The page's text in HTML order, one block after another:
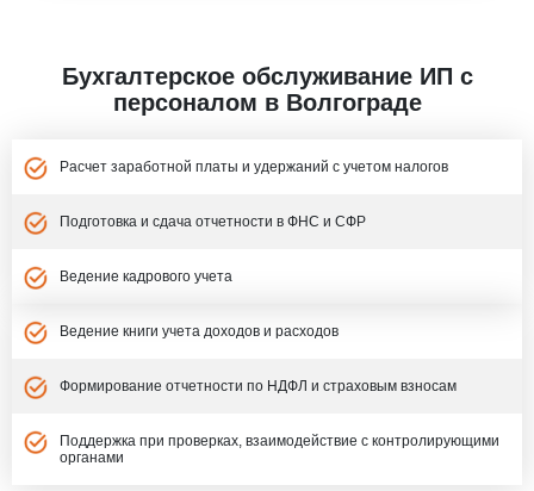
Бухгалтерское обслуживание ИП с
персоналом в Волгограде
Расчет заработной платы и удержаний с учетом налогов
Подготовка и сдача отчетности в ФНС и СФР
Ведение кадрового учета
Ведение книги учета доходов и расходов
Формирование отчетности по НДФЛ и страховым взносам
Поддержка при проверках, взаимодействие с контролирующими
органами